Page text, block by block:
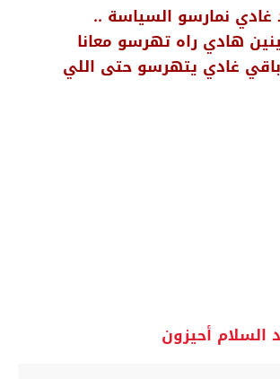
غادي نمارسو السياسة ..
هادي راه تهرسو معانا
غادي يتهرسو حتى اللي
السلام أحيزون